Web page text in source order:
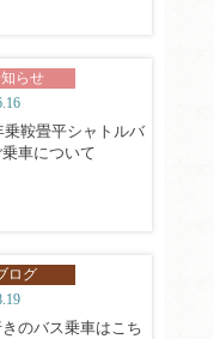
らせ
乗鞍畳平シャトルバ
車について
ログ
のバス乗車はこち